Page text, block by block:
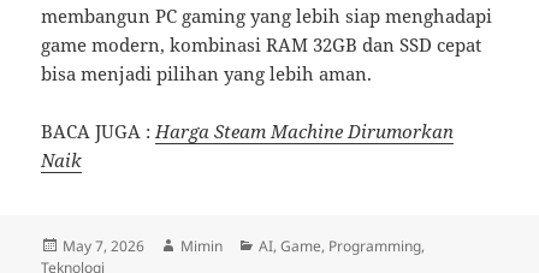
membangun PC gaming yang lebih siap menghadapi
game modern, kombinasi RAM 32GB dan SSD cepat
bisa menjadi pilihan yang lebih aman.
BACA JUGA : Harga Steam Machine Dirumorkan
Naik
Posted
on
May 7, 2026 Author
Mimin Categories
AI,Game, Programming,
Teknologi